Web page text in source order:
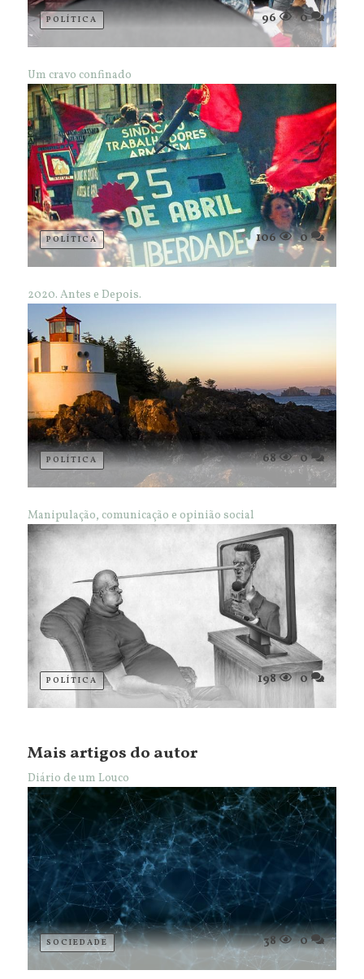
POLÍTICA 96 0
Um cravo confinado
POLÍTICA 106 0
2020. Antes e Depois.
POLÍTICA 68 0
Manipulação, comunicação e opinião social
POLÍTICA 198 0
Mais artigos do autor
Diário de um Louco
SOCIEDADE 38 0